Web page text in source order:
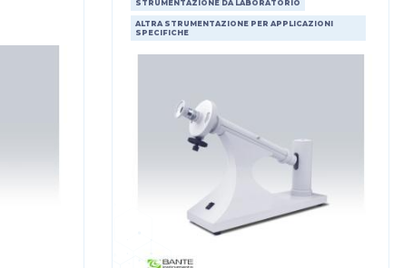
STRUMENTAZIONE DA LABORATORIO
ALTRA STRUMENTAZIONE PER APPLICAZIONI
SPECIFICHE